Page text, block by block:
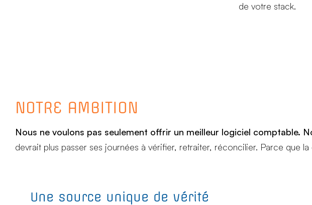
de votre stack.
NOTRE AMBITION
Nous ne voulons pas seulement offrir un meilleur logiciel comptable.
devrait plus passer ses journées à vérifier, retraiter, réconcilier. Parce que
Une source unique de vérité